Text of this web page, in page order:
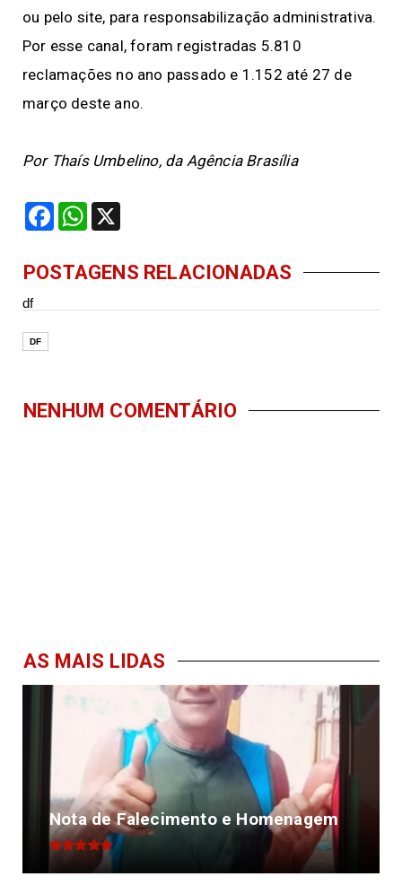
ou pelo site, para responsabilização administrativa.
Por esse canal, foram registradas 5.810
reclamações no ano passado e 1.152 até 27 de
março deste ano.
Por Thaís Umbelino, da Agência Brasília
FacebookWhatsApp
POSTAGENS RELACIONADAS
df
DF
NENHUM COMENTÁRIO
AS MAIS LIDAS
Nota de Falecimento e Homenagem